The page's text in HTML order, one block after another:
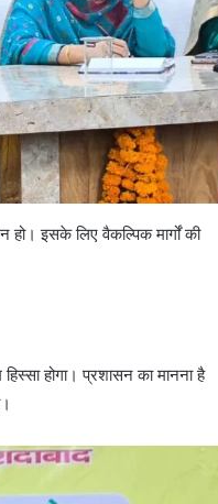
हो। इसके लिए वैकल्पिक मार्गों की
होगा। प्रशासन का मानना है